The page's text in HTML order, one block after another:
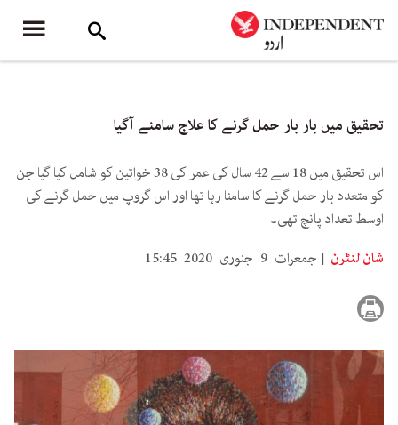
تحقیق میں بار بار حمل گرنے کا علاج سامنے آگیا
اس تحقیق میں 18 سے 42 سال کی عمر کی 38 خواتین کو شامل کیا گیا جن
کو متعدد بار حمل گرنے کا سامنا رہا تھا اور اس گروپ میں حمل گرنے کی
اوسط تعداد پانچ تھی۔
شان لنٹرن
جمعرات 9 جنوری 2020 15:45